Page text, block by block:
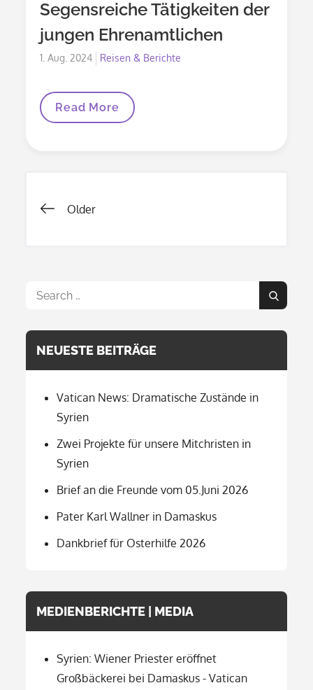
Segensreiche Tätigkeiten der
jungen Ehrenamtlichen
Posted
1. Aug. 2024 Reisen & Berichte
Segensreiche
Tätigkeiten
Read More
Beitragsnavigation
Older
Search
Search
NEUESTE BEITRÄGE
Vatican News: Dramatische Zustände in
Syrien
Zwei Projekte für unsere Mitchristen in
Syrien
Brief an die Freunde vom 05.Juni 2026
Pater Karl Wallner in Damaskus
Dankbrief für Osterhilfe 2026
MEDIENBERICHTE | MEDIA
Syrien: Wiener Priester eröffnet
Großbäckerei bei Damaskus - Vatican